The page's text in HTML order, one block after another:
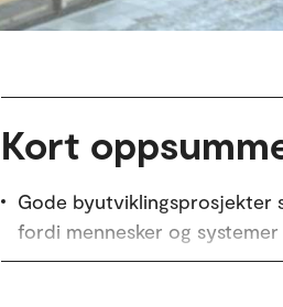
Kort
Gode byutviklingsprosjekter
fordi mennesker og
I Hovinbyen i Oslo tester